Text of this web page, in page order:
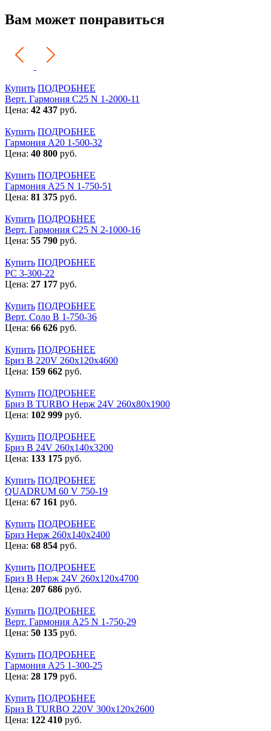
Вам может понравиться
Купить ПОДРОБНЕЕ
Верт. Гармония С25 N 1-2000-11
Цена: 42 437 руб.
Купить ПОДРОБНЕЕ
Гармония А20 1-500-32
Цена: 40 800 руб.
Купить ПОДРОБНЕЕ
Гармония А25 N 1-750-51
Цена: 81 375 руб.
Купить ПОДРОБНЕЕ
Верт. Гармония С25 N 2-1000-16
Цена: 55 790 руб.
Купить ПОДРОБНЕЕ
РС 3-300-22
Цена: 27 177 руб.
Купить ПОДРОБНЕЕ
Верт. Соло В 1-750-36
Цена: 66 626 руб.
Купить ПОДРОБНЕЕ
Бриз В 220V 260x120x4600
Цена: 159 662 руб.
Купить ПОДРОБНЕЕ
Бриз В TURBO Нерж 24V 260х80х1900
Цена: 102 999 руб.
Купить ПОДРОБНЕЕ
Бриз В 24V 260x140x3200
Цена: 133 175 руб.
Купить ПОДРОБНЕЕ
QUADRUM 60 V 750-19
Цена: 67 161 руб.
Купить ПОДРОБНЕЕ
Бриз Нерж 260х140х2400
Цена: 68 854 руб.
Купить ПОДРОБНЕЕ
Бриз В Нерж 24V 260x120x4700
Цена: 207 686 руб.
Купить ПОДРОБНЕЕ
Верт. Гармония А25 N 1-750-29
Цена: 50 135 руб.
Купить ПОДРОБНЕЕ
Гармония А25 1-300-25
Цена: 28 179 руб.
Купить ПОДРОБНЕЕ
Бриз В TURBO 220V 300х120х2600
Цена: 122 410 руб.